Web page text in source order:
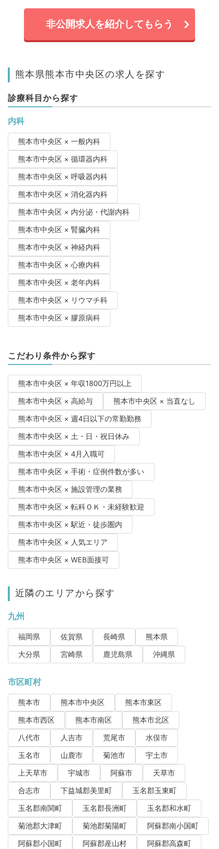
非公開求人を紹介してもらう
熊本県熊本市中央区の求人を探す
診療科目から探す
内科
熊本市中央区 × 一般内科
熊本市中央区 × 循環器内科
熊本市中央区 × 呼吸器内科
熊本市中央区 × 消化器内科
熊本市中央区 × 内分泌・代謝内科
熊本市中央区 × 腎臓内科
熊本市中央区 × 神経内科
熊本市中央区 × 心療内科
熊本市中央区 × 老年内科
熊本市中央区 × リウマチ科
熊本市中央区 × 膠原病科
こだわり条件から探す
熊本市中央区 × 年収1800万円以上
熊本市中央区 × 高給与
熊本市中央区 × 当直なし
熊本市中央区 × 週4日以下の常勤勤務
熊本市中央区 × 土・日・祝日休み
熊本市中央区 × 4月入職可
熊本市中央区 × 手術・症例件数が多い
熊本市中央区 × 施設管理の業務
熊本市中央区 × 転科ＯＫ・未経験歓迎
熊本市中央区 × 駅近・徒歩圏内
熊本市中央区 × 人気エリア
熊本市中央区 × WEB面接可
近隣のエリアから探す
九州
福岡県 佐賀県 長崎県
熊本県
大分県
宮崎県 鹿児島県 沖縄県
市区町村
熊本市 熊本市中央区
熊本市東区
熊本市西区
熊本市南区
熊本市北区
八代市
人吉市 荒尾市
水俣市
玉名市
山鹿市 菊池市
宇土市
上天草市
宇城市 阿蘇市
天草市
合志市
下益城郡美里町
玉名郡玉東町
玉名郡南関町
玉名郡長洲町
玉名郡和水町
菊池郡大津町
菊池郡菊陽町
阿蘇郡南小国町
阿蘇郡小国町
阿蘇郡産山村
阿蘇郡高森町